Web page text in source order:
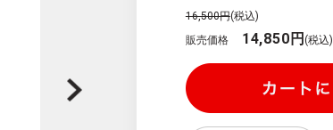
16,500円(税込)
販売価格
14,850円(税込)